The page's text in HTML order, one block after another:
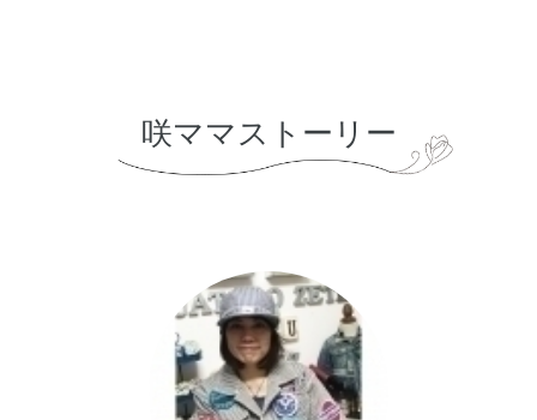
咲ママストーリー